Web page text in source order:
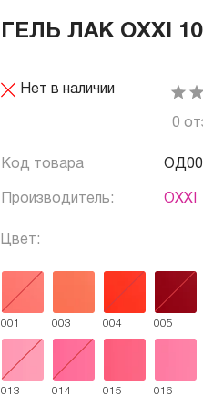
ГЕЛЬ ЛАК OXXI
Нет в наличии
0
Код товара
Производитель: OXXI
Цвет:
001 003 004 005
013 014 015 016